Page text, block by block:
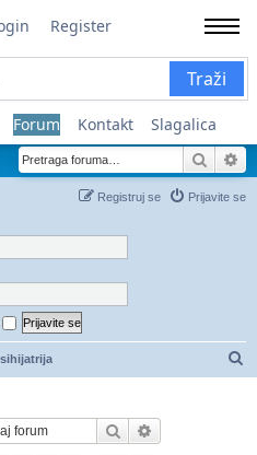
Register
Traži
Forum Kontakt Slagalica
Prijavite se
Registruj se
Pretraga